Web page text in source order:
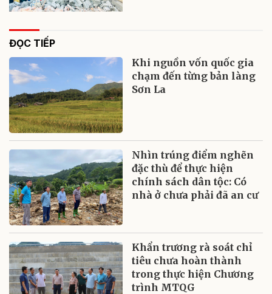
ĐỌC TIẾP
Khi nguồn vốn quốc gia
chạm đến từng bản làng
Sơn La
Nhìn trúng điểm nghẽn
đặc thù để thực hiện
chính sách dân tộc: Có
nhà ở chưa phải đã an cư
Khẩn trương rà soát chỉ
tiêu chưa hoàn thành
trong thực hiện Chương
trình MTQG